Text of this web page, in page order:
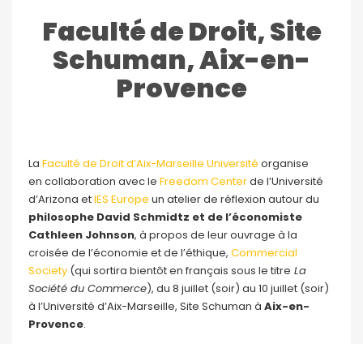
Faculté de Droit, Site
Schuman, Aix-en-
Provence
La Faculté de Droit d’Aix-Marseille Université organise
en collaboration avec le Freedom Centerde l’Université
d’Arizona etIES Europe un atelier de réflexion autour du
philosophe David Schmidtz et de l’économiste
Cathleen Johnson, à propos de leur ouvrage à la
croisée de l’économie et de l’éthique, Commercial
Society (qui sortira bientôt en français sous le titre La
Société du Commerce), du 8 juillet (soir) au 10 juillet (soir)
à l’Université d’Aix-Marseille, Site Schuman à Aix-en-
Provence.